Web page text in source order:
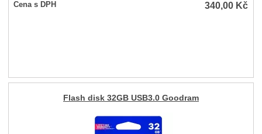
Cena s DPH 340,00 Kč
Flash disk 32GB USB3.0 Goodram